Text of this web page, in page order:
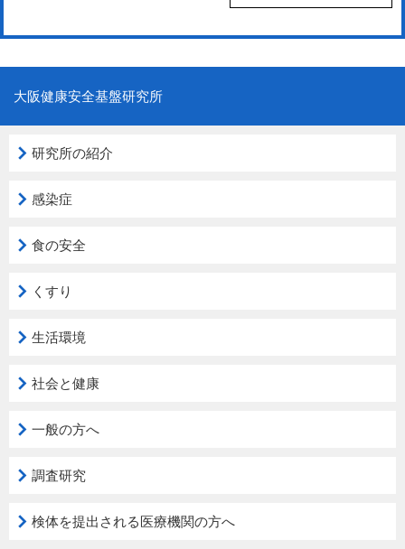
大阪健康安全基盤研究所
研究所の紹介
感染症
食の安全
くすり
生活環境
社会と健康
一般の方へ
調査研究
検体を提出される医療機関の方へ